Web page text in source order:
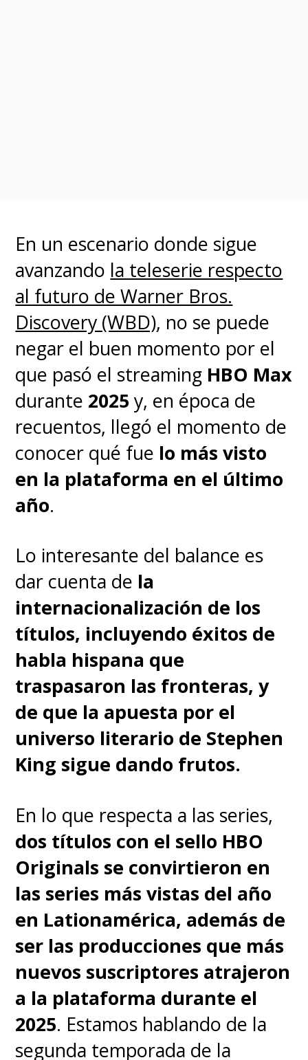
interpretar aCassie Drake, la
hija de Nathan Drake y Elena
Fisher enUncharted 4: A Thief's
End, en el epílogo jugable.
Ahora, a sus 28 años, el
círculo está completo y
finalmente es parte de The
Last of Us, resultando hasta
poético cómo se dieron las
cosas .
su interior. Es la forma en la
que se termina expresando esa
ira es la que lleva a un
controversial recorrido que,
para Dever, nunca fue
impedimento para dar el sí a ese
personaje.
"Obviamente resulta angustioso
enfrentarse a algo así. Pero a la
larga, no me impidió tomar
ninguna decisión", admitió.
En el videojuego, la fuerza de
Abby se representa de forma
física, pero aquí, en la serie,
se expresa a través de su
interior, de su espíritu. "Sigo
creyendo que, incluso en el
juego, hay mucho de Abby que
En un escenario donde sigue
avanzando la teleserie respecto
al futuro de Warner Bros.
Discovery (WBD), no se puede
negar el buen momento por el
que pasó el streaming HBO Max
durante 2025 y, en época de
recuentos, llegó el momento de
conocer qué fue lo más visto
en la plataforma en el último
año.
Lo interesante del balance es
dar cuenta de la
internacionalización de los
títulos, incluyendo éxitos de
habla hispana que
traspasaron las fronteras, y
de que la apuesta por el
universo literario de Stephen
King sigue dando frutos.
En lo que respecta a las series,
dos títulos con el sello HBO
Originals se convirtieron en
las series más vistas del año
en Lationamérica, además de
ser las producciones que más
nuevos suscriptores atrajeron
a la plataforma durante el
2025. Estamos hablando de la
segunda temporada de la